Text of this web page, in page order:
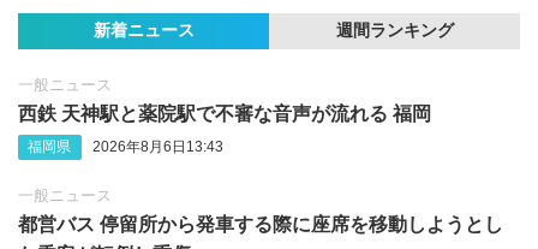
新着ニュース 週間ランキング
一般ニュース
西鉄 天神駅と薬院駅で不審な音声が流れる 福岡
福岡県 2026年8月6日13:43
一般ニュース
都営バス 停留所から発車する際に座席を移動しようとし